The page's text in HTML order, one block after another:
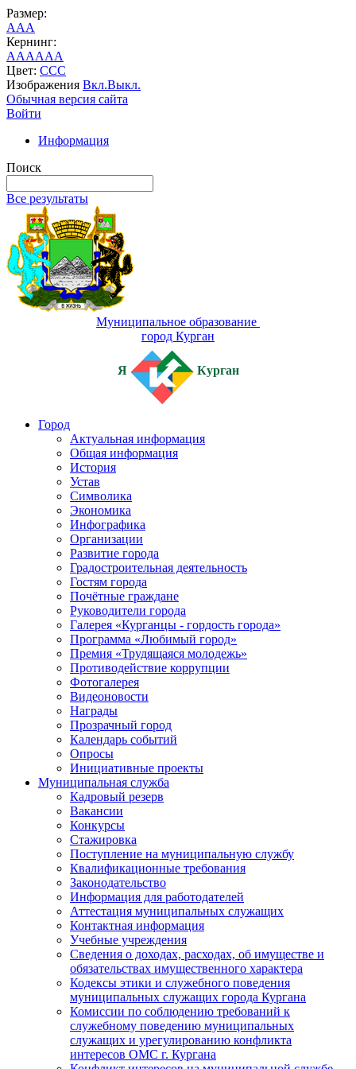
Размер:
AAA
Кернинг:
AAAAAA
Цвет: CCC
Изображения Вкл.Выкл.
Обычная версия сайта
Войти
Информация
Поиск
Все результаты
Муниципальное образование
город Курган
Я Курган
Город
Актуальная информация
Общая информация
История
Устав
Символика
Экономика
Инфографика
Организации
Развитие города
Градостроительная деятельность
Гостям города
Почётные граждане
Руководители города
Галерея «Курганцы - гордость города»
Программа «Любимый город»
Премия «Трудящаяся молодежь»
Противодействие коррупции
Фотогалерея
Видеоновости
Награды
Прозрачный город
Календарь событий
Опросы
Инициативные проекты
Муниципальная служба
Кадровый резерв
Вакансии
Конкурсы
Стажировка
Поступление на муниципальную службу
Квалификационные требования
Законодательство
Информация для работодателей
Аттестация муниципальных служащих
Контактная информация
Учебные учреждения
Сведения о доходах, расходах, об имуществе и
обязательствах имущественного характера
Кодексы этики и служебного поведения
муниципальных служащих города Кургана
Комиссии по соблюдению требований к
служебному поведению муниципальных
служащих и урегулированию конфликта
интересов ОМС г. Кургана